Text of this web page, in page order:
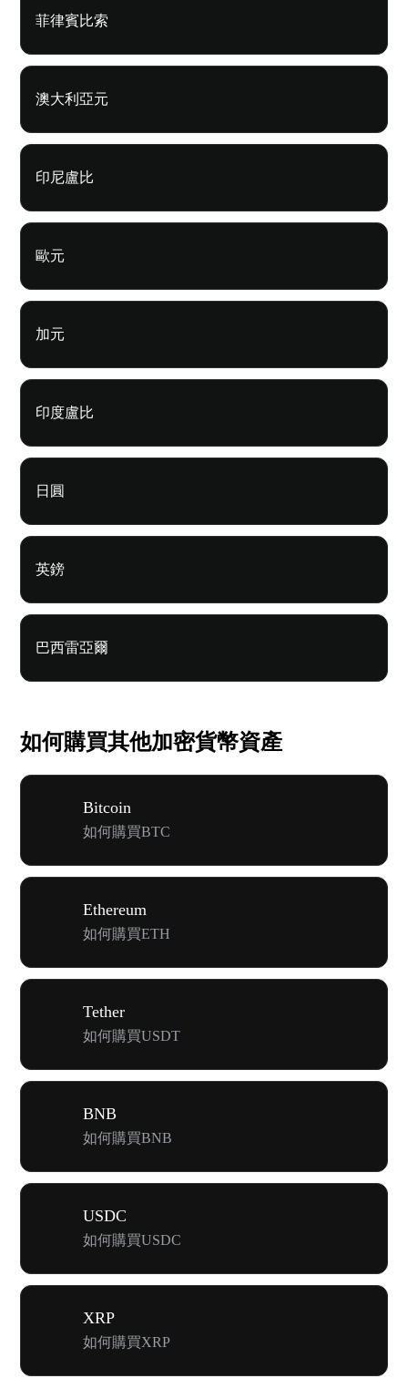
菲律賓比索
澳大利亞元
印尼盧比
歐元
加元
印度盧比
日圓
英鎊
巴西雷亞爾
如何購買其他加密貨幣資產
Bitcoin
如何購買BTC
Ethereum
如何購買ETH
Tether
如何購買USDT
BNB
如何購買BNB
USDC
如何購買USDC
XRP
如何購買XRP